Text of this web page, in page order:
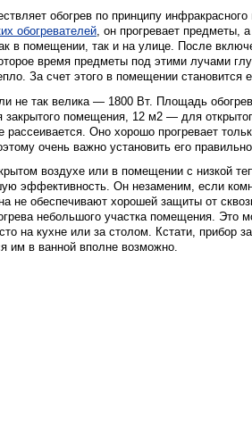
обогрев по принципу
обогревателей, он прогревает предметы,
в помещении, так и на улице. После
время предметы под этими лучами
За счет этого в помещении становится
не так велика — 1800 Вт. Площадь
закрытого помещения, 12 м2 — для
рассеивается. Оно хорошо прогревает
очень важно установить его
воздухе или в помещении с низкой
эффективность. Он незаменим, если
не обеспечивают хорошей защиты от
небольшого участка помещения. Это
на кухне или за столом. Кстати, прибор
им в ванной вполне возможно.